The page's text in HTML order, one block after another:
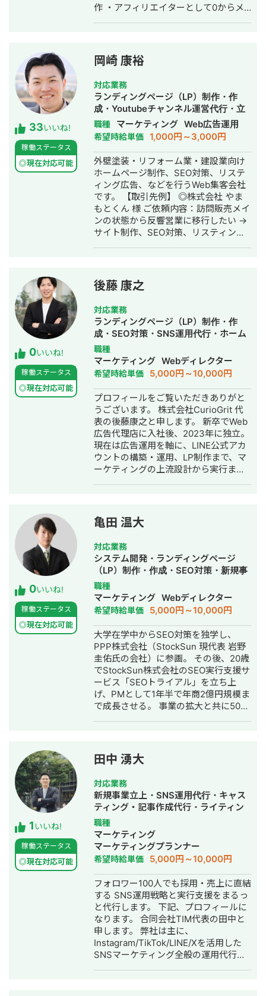
食店 ・官公庁
がらWeb制作の経験を積んできました
（バサジィ大分在籍時は完全プロ契約
底的にやり抜く」精神で、お客様のプ
ロジェクトに全力で取り組みます。
作 ・アフィリエイターとして0からメ
して対応可能 ＜スキル＞ ▼SEO対策
・サイト改善 ・オウンドメディア運用
・CV導線の設計 ▼BtoBマーケティン
グ ・リード獲得戦略設計 ・ホワイトペ
ーパー作成 ・メルマガ配信戦略の立
案〜実行 ・インサイドセールス ＜実績
＞ ○ケース①：人材マッチングアプリ
（toB） ホワイトペーパー制作、ライ
ティングのディレクション、ライティ
ング、獲得したリードへの架電全てを
一人で手を動かしてメディアを対応し
ました（一部ライターさんにも手伝っ
てもらいました）。 ▶️問題・課題 クラ
イアントは元々、コンサル会社が入っ
てメディアを立ち上げたものの、1件も
リード獲得ができていない状況。 ここ
から、課題としては下記の４点がある
が全くなされていない ３. スクラッチ
で構築されたサイトの構造がSEO最適
化されていない ４. CVポイントが少な
すぎる ▶️実行した施策 そこで下記のよ
うな施策を3ヶ月に渡り行いました。
・競合サイトよりもビジュアルリッチ
なコンテンツになるようにリライト
（30本） ・内部リンクの設計を見直し
て、必要な新規記事の投下（30本） ・
ブロガーが使用する無料のSEO最適化
されたテーマへ変更（オウンドメディ
アのデザインも自分でやったのでコス
トをめちゃくちゃ抑えられた） ・お役
立ち資料の制作とCVポイントの設置 ・
獲得したリードへの架電による商談獲
得 ▶️結果 契約してから3ヶ月ほどで下
記のような成果を出すことに成功しま
した。 ・人材系のリード獲得メディア
件に成長 ・ホワイトペーパー製作によ
るCVポイントの創出 ・架電により10
件の商談獲得に成功 ▶️ポイント ・一人
でライティングからホワイトペーパ
ー、架電までこなす必要性がありメタ
ディスクリプションの設定等の細かい
SEO対策は完全に放棄して、内部リン
クとコンテンツの品質に全振りして施
策を実行しました。SEO対策は全部や
りたがる担当者もいますが、正直後回
しでいい施策も結構多いので、本質的
な部分にリソースにのみ投下したこと
で短期間で成果を上げることができま
した。 ○実績②：通信キャリア事業
（toC） ▶️問題・課題 契約者数を増や
すためのチャネルが欲しいというニー
ズがあり。サイトの分析を行い、下記
のような課題を抽出。 ・公式サイトが
がありサイトも評価が分散している ・
いる状況が発生している ▶️実行した施
策 ・サブドメインからルートドメイン
へのサイトの移行によりドメインへの
サイト評価の集中 ・ドメイン配下に小
学生の親御さんをターゲットにしたコ
ラムメディアの立ち上げ ・経験者であ
るママさんライターを小学校の周りで
チラシを配って募集 ▶️結果 ・ECサイ
ト本体が移行に伴いアクセスを150%
増。 ・オウンドメディアも1年で月次8
万アクセスまで成長 ・年次で4000万
円規模のインパクトを創出。 ▶️反省点
・メディアを立ち上げて安定して集客
できたものの、キッズ携帯自体が購入
まで判断に時間がかかる商材だったた
め、メルマガ施策やLINE施策もあわせ
て実行すべきであったと反省。 実績
33いいね!
稼働ステータス
◎現在対応可能
岡崎 康裕
対応業務
ランディングページ（LP）制作・作
成・Youtubeチャンネル運営代行・立
ち上げ・SEO対策・新規事業立上・
SNS運用代行・記事作成代行・ライテ
ィング・ホームページ制作・作成・バ
ナー制作・デザイン・リスティング広
告運用代行・オウンドメディア制作・
構築・運用代行・動画制作・動画編集
職種 マーケティング Web広告運用
希望時給単価 1,000円～3,000円
外壁塗装・リフォーム業・建設業向け
ホームページ制作、SEO対策、リステ
ィング広告、などを行うWeb集客会社
です。 【取引先例】 ◎株式会社 やま
もとくん 様 ご依頼内容：訪問販売メイ
ンの状態から反響営業に移行したい →
サイト制作、SEO対策、リスティング
ムコーポレーション（ユーペイント）
様 ご依頼内容：Web集客を依頼したい
→サイト制作、SEO対策、リスティン
グ広告運用を実施 ◎商工会・業界メデ
ィア支援例 「東村山市商工会」様 「外
壁塗装の窓口」様 ほか多数 ◎難関キー
ワードで上位表示 ・「屋根」で1位 ・
「ガルバリウム 鋼板」で1位 ・「塗り
壁」で1位 ・「外壁塗装」で3位 ・「埼
玉 リフォーム」「千葉県 外壁塗装」
「つくば市 外壁塗装」など地域キーワ
ードでも1位を多数獲得 【自己紹介】
・高校卒業後、札幌市で老舗の施工会
社に就職。職人として活動する ・
RIZAPの子会社に転職し、10年勤務。
事業部で最年少の支配人となり、新規
出店などを経験 ・副業だったマーケテ
ィング技術をもって独立 ・個人事業と
連続で150％以上の業績アップを実現
【略歴】 2018年〜2021年 ・外壁塗装
会社の集客のプロとして個人事業主で
活動 2022年〜 ・トソーマ株式会社
代表取締役 >リフォーム業・建設業
の集客支援 >SEO事業 >リスティ
ング広告事業 >ホームページ・LP制
作事業 LINE（無料相談をご希望の方）
https://s.lmes.jp/landing-
qr/2000788262-7YNDe1MK?
uLand=UGw3dP トソーマ株式会社公
式サイト https://tosoma.co.jp 無料で
相談も受け付けています。 興味がある
方は、LINEでお気軽にご連絡ください
ませ。
0いいね!
稼働ステータス
◎現在対応可能
後藤 康之
対応業務
ランディングページ（LP）制作・作
成・SEO対策・SNS運用代行・ホーム
ページ制作・作成・バナー制作・デザ
イン・リスティング広告運用代行・オ
ウンドメディア制作・構築・運用代
行・採用代行・AI活用
職種
マーケティング Webディレクター
希望時給単価 5,000円～10,000円
プロフィールをご覧いただきありがと
うございます。 株式会社CurioGrit 代
表の後藤康之と申します。 新卒でWeb
広告代理店に入社後、2023年に独立。
現在は広告運用を軸に、LINE公式アカ
ウントの構築・運用、LP制作まで、マ
ーケティングの上流設計から実行まで
す。 広告・SEO・SNSで新規流入を獲
得 → LP・導線設計でLINEに誘導 → 教
育 → CV この全体フローの設計・実行
が強みです。 ▼対応ツール・領域 GA4
/ GTM / Looker Studio / Lステップ・L
Message（エルメ）/ LP制作 / バナ
ー・動画制作 / SEO / SNS運用 ▼対応
可能な広告媒体 Google広告（検索・デ
ィスプレイ・P-MAX・YouTube）/
Yahoo!広告 / Meta広告（Facebook・
Instagram）/ LINE広告 / TikTok広告 /
X広告 / SmartNews広告 / Outbrain /
Taboola ▼代表的な実績 ・Meta広告で
ROI維持のまま月予算200万→1,200万
円まで拡大（オンラインアシスタント
事業） ・LINE友だち約9,700人獲得、
テイクアウト売上前年比121%達成（飲
食チェーン） ▼得意業界 店舗系（飲
公式アカウント構築・運用（初期15万
円〜 / 月額5万円〜） ②広告運用代行
（固定5万円 / 手数料20％）
0いいね!
稼働ステータス
◎現在対応可能
亀田 温大
対応業務
システム開発・ランディングページ
（LP）制作・作成・SEO対策・新規事
業立上・SNS運用代行・記事作成代
行・ライティング・ホームページ制
作・作成・バナー制作・デザイン・ロ
ゴデザイン・作成・イラスト制作・リ
スティング広告運用代行・オウンドメ
ディア制作・構築・運用代行
職種
マーケティング Webディレクター
希望時給単価 5,000円～10,000円
大学在学中からSEO対策を独学し、
PPP株式会社（StockSun 現代表 岩野
圭佑氏の会社）に参画。 その後、20歳
でStockSun株式会社のSEO実行支援サ
ービス「SEOトライアル」を立ち上
げ、PMとして1年半で年商2億円規模ま
で成長させる。 事業の拡大と共に50名
修、Webサイト制作から一気通貫のご
支援も可能 月間300本以上の記事制作/
リライト、200本の被リンク獲得代
行、常時10サイトの内部SEO改修の実
行支援をディレクション。 常時70件以
上のクライアント対応の統括。1年で対
応したクライアントは200件以上。 プ
ロのセールスライターチームも束ね、
記事はもちろん、LPのコンテンツ、
SNS広告のテキスト、アウトバウンド
営業文面の作成など売上にインパクト
があるコピーの制作を主に担当 熱量の
ある実行支援が魅力。 現場に活気と成
果を届けます。
1いいね!
稼働ステータス
◎現在対応可能
田中 湧大
対応業務
新規事業立上・SNS運用代行・キャス
ティング・記事作成代行・ライティン
グ・バナー制作・デザイン・オウンド
メディア制作・構築・運用代行・動画
制作・動画編集・採用代行
職種
マーケティング
マーケティングプランナー
希望時給単価 5,000円～10,000円
フォロワー100人でも採用・売上に直結
する SNS運用戦略と実行支援をまるっ
と代行します。 下記、プロフィールに
なります。 合同会社TIM代表の田中と
申します。 弊社は主に、
Instagram/TikTok/LINE/Xを活用した
SNSマーケティング全般の運用代行事